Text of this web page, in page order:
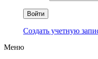
Войти
Создать учетную
Меню